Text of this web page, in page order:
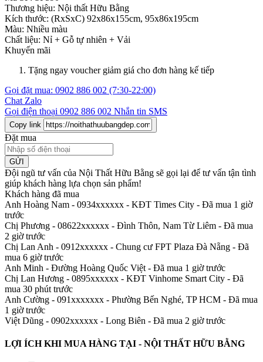
Thương hiệu: Nội thất Hữu Bằng
Kích thước: (RxSxC) 92x86x155cm, 95x86x195cm
Màu: Nhiều màu
Chất liệu: Nỉ + Gỗ tự nhiên + Vải
Khuyến mãi
Tặng ngay voucher giảm giá cho đơn hàng kế tiếp
Gọi đặt mua: 0902 886 002 (7:30-22:00)
Chat Zalo
Gọi điện thoại 0902 886 002 Nhắn tin SMS
Copy link
Đặt mua
GỬI
Đội ngũ tư vấn của Nội Thất Hữu Bằng sẽ gọi lại để tư vấn tận tình
giúp khách hàng lựa chọn sản phẩm!
Khách hàng đã mua
Anh Hoàng Nam - 0934xxxxxx - KĐT Times City - Đã mua 1 giờ
trước
Chị Phương - 08622xxxxxx - Đình Thôn, Nam Từ Liêm - Đã mua
2 giờ trước
Chị Lan Anh - 0912xxxxxx - Chung cư FPT Plaza Đà Nẵng - Đã
mua 6 giờ trước
Anh Minh - Đường Hoàng Quốc Việt - Đã mua 1 giờ trước
Chị Lan Hương - 0895xxxxxx - KĐT Vinhome Smart City - Đã
mua 30 phút trước
Anh Cường - 091xxxxxxx - Phường Bến Nghé, TP HCM - Đã mua
1 giờ trước
Việt Dũng - 0902xxxxxx - Long Biên - Đã mua 2 giờ trước
LỢI ÍCH KHI MUA HÀNG TẠI - NỘI THẤT HỮU BẰNG